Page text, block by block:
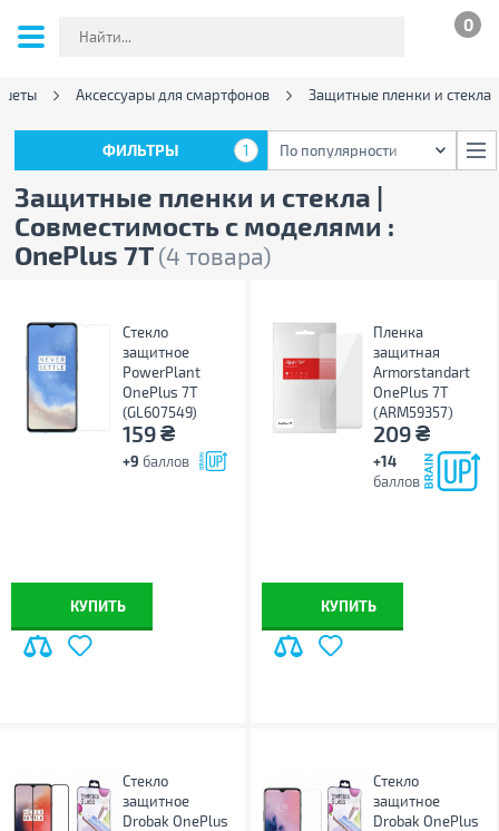
0
Аксессуары для смартфонов Защитные пленки и стекла
Защитные пленки и стекла |
Совместимость с моделями :
OnePlus 7T (4 товара)
ФИЛЬТРЫ 1 По популярности
Стекло
защитное
PowerPlant
OnePlus 7T
(GL607549)
159₴
+9 баллов
КУПИТЬ
Пленка
защитная
Armorstandart
OnePlus 7T
(ARM59357)
209₴
+14
баллов
КУПИТЬ
Стекло
защитное
Drobak OnePlus
Стекло
защитное
Drobak OnePlus
ФИЛЬТРЫ 1 По популярности